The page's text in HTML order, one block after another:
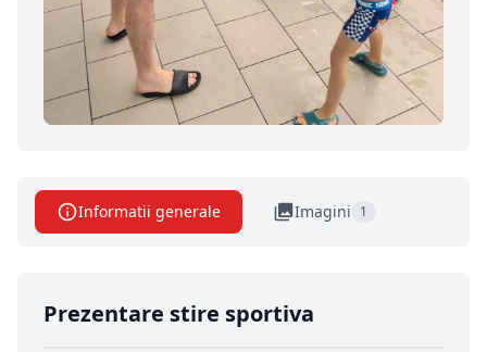
Informatii generale Imagini 1
Prezentare stire sportiva